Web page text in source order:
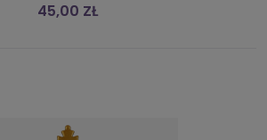
45,00 ZŁ